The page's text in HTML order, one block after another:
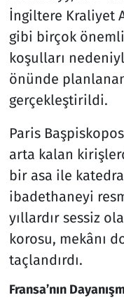
İngiltere Kraliyet
gibi birçok
koşulları
önünde
gerçekleştirildi.
Paris
arta kalan
bir asa ile
ibadethaneyi
yıllardır sessiz
korosu, mekânı
taçlandırdı.
Fransa’nın